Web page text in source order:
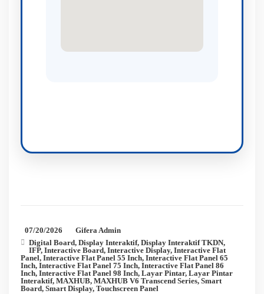
07/20/2026
Gifera Admin
Digital Board, Display Interaktif, Display Interaktif TKDN,
IFP, Interactive Board, Interactive Display, Interactive Flat
Panel, Interactive Flat Panel 55 Inch, Interactive Flat Panel 65
Inch, Interactive Flat Panel 75 Inch, Interactive Flat Panel 86
Inch, Interactive Flat Panel 98 Inch, Layar Pintar, Layar Pintar
Interaktif, MAXHUB, MAXHUB V6 Transcend Series, Smart
Board, Smart Display, Touchscreen Panel